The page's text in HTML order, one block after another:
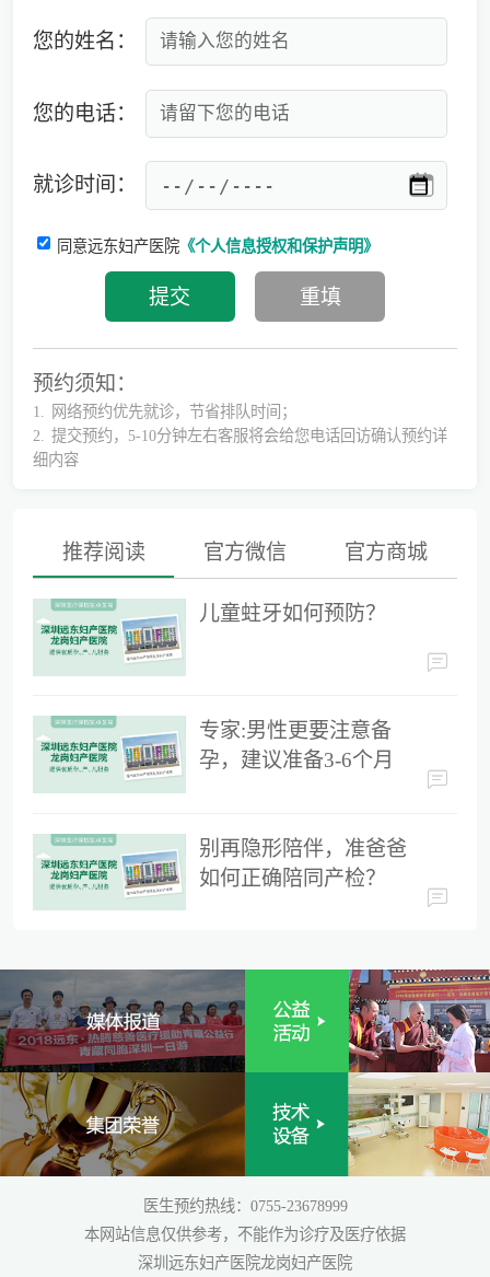
别再隐形陪伴，准爸爸如何正确陪同产检？
为什么用了安全套还会导致怀孕？
您的姓名：
您的电话：
就诊时间：
同意远东妇产医院《个人信息授权和保护声明》
预约须知：
1.
网络预约优先就诊，节省排队时间；
2.
提交预约，5-10分钟左右客服将会给您电话回访确认预约详
细内容
推荐阅读 官方微信 官方商城
儿童蛀牙如何预防？
专家:男性更要注意备
孕，建议准备3-6个月
别再隐形陪伴，准爸爸
如何正确陪同产检？
医生预约热线：0755-23678999
本网站信息仅供参考，不能作为诊疗及医疗依据
深圳远东妇产医院龙岗妇产医院